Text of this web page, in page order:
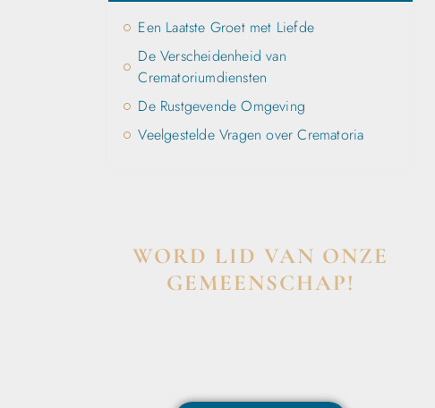
Een Laatste Groet met Liefde
De Verscheidenheid van
Crematoriumdiensten
De Rustgevende Omgeving
Veelgestelde Vragen over Crematoria
WORD LID VAN ONZE
GEMEENSCHAP!